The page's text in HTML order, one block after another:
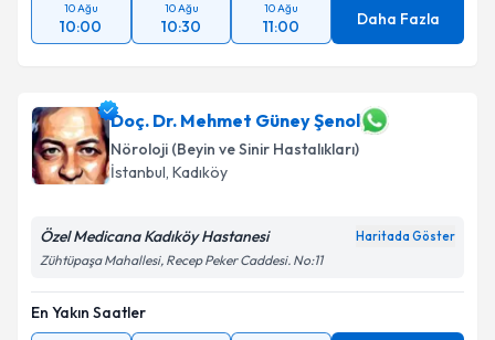
10 Ağu
10:00
10 Ağu
10:30
10 Ağu
11:00 Daha Fazla
Doç. Dr. Mehmet Güney Şenol
Nöroloji (Beyin ve Sinir Hastalıkları)
İstanbul, Kadıköy
Özel Medicana Kadıköy Hastanesi Haritada Göster
Zühtüpaşa Mahallesi, Recep Peker Caddesi. No:11
En Yakın Saatler